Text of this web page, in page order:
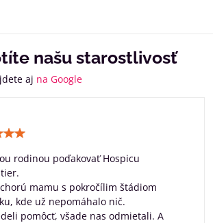
našu starostlivosť
aj na Google
5
rodinou poďakovať Hospicu
mamu s pokročílim štádiom
kde už nepomáhalo nič.
pomôcť, všade nas odmietali. A